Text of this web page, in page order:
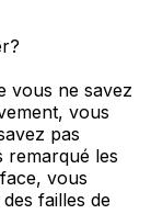
vous ne savez
vous
pas
les
vous
failles de